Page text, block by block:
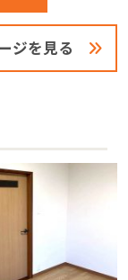
ジを見る